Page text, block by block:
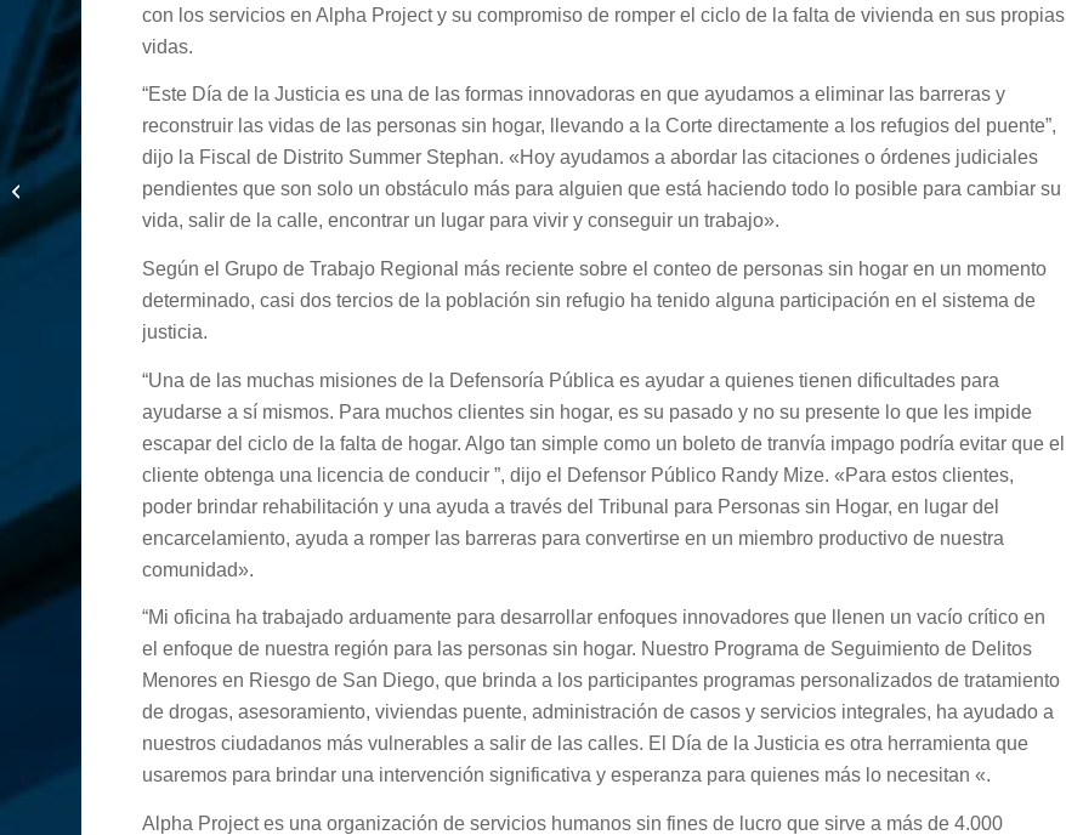
con los servicios en Alpha Project y su compromiso de romper el ciclo de la falta de vivienda en sus propias
vidas.
“Este Día de la Justicia es una de las formas innovadoras en que ayudamos a eliminar las barreras y
reconstruir las vidas de las personas sin hogar, llevando a la Corte directamente a los refugios del puente”,
dijo la Fiscal de Distrito Summer Stephan. «Hoy ayudamos a abordar las citaciones o órdenes judiciales
pendientes que son solo un obstáculo más para alguien que está haciendo todo lo posible para cambiar su
vida, salir de la calle, encontrar un lugar para vivir y conseguir un trabajo».
Según el Grupo de Trabajo Regional más reciente sobre el conteo de personas sin hogar en un momento
determinado, casi dos tercios de la población sin refugio ha tenido alguna participación en el sistema de
justicia.
“Una de las muchas misiones de la Defensoría Pública es ayudar a quienes tienen dificultades para
ayudarse a sí mismos. Para muchos clientes sin hogar, es su pasado y no su presente lo que les impide
escapar del ciclo de la falta de hogar. Algo tan simple como un boleto de tranvía impago podría evitar que el
cliente obtenga una licencia de conducir ”, dijo el Defensor Público Randy Mize. «Para estos clientes,
poder brindar rehabilitación y una ayuda a través del Tribunal para Personas sin Hogar, en lugar del
encarcelamiento, ayuda a romper las barreras para convertirse en un miembro productivo de nuestra
comunidad».
“Mi oficina ha trabajado arduamente para desarrollar enfoques innovadores que llenen un vacío crítico en
el enfoque de nuestra región para las personas sin hogar. Nuestro Programa de Seguimiento de Delitos
Menores en Riesgo de San Diego, que brinda a los participantes programas personalizados de tratamiento
de drogas, asesoramiento, viviendas puente, administración de casos y servicios integrales, ha ayudado a
nuestros ciudadanos más vulnerables a salir de las calles. El Día de la Justicia es otra herramienta que
usaremos para brindar una intervención significativa y esperanza para quienes más lo necesitan «.
Alpha Project es una organización de servicios humanos sin fines de lucro que sirve a más de 4.000
Recursos Para
Víctimas Sin Hogar